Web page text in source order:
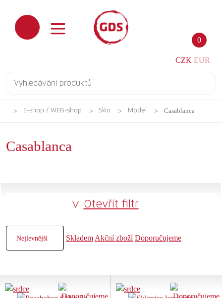
0
CZK EUR
E-shop / WEB-shop Sklo Model Casablanca
Casablanca
Otevřít filtr
Skladem Akční zboží Doporučujeme